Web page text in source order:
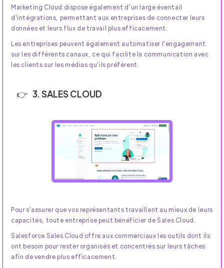
Marketing Cloud dispose également d'un large éventail
d'intégrations, permettant aux entreprises de connecter leurs
données et leurs flux de travail plus efficacement.
Les entreprises peuvent également automatiser l'engagement
sur les différents canaux, ce qui facilite la communication avec
les clients sur les médias qu'ils préfèrent.
3. SALES CLOUD
Pour s'assurer que vos représentants travaillent au mieux de leurs
capacités, toute entreprise peut bénéficier de Sales Cloud.
Salesforce Sales Cloud offre aux commerciaux les outils dont ils
ont besoin pour rester organisés et concentrés sur leurs tâches
afin de vendre plus efficacement.